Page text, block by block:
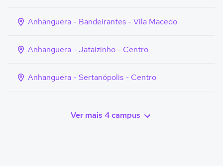
Anhanguera - Bandeirantes - Vila Macedo
Anhanguera - Jataizinho - Centro
Anhanguera - Sertanópolis - Centro
Ver mais 4 campus